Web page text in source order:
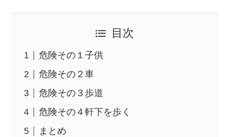
目次
危険その１子供
危険その２車
危険その３歩道
危険その４軒下を歩く
まとめ